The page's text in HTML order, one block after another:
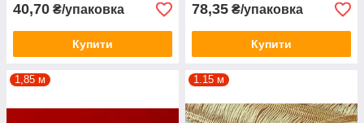
40,70 ₴/упаковка
Купити
78,35 ₴/упаковка
Купити
1,85 м 1.15 м